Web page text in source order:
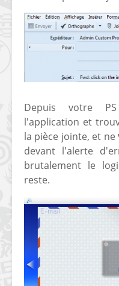
Depuis votre
l'application et
la pièce jointe, et ne
devant l'alerte
brutalement le
reste.
possible
Sweeper !
en 6.72
[PS4] Le
fameux
6.72 /
[Vita] La
dévoile